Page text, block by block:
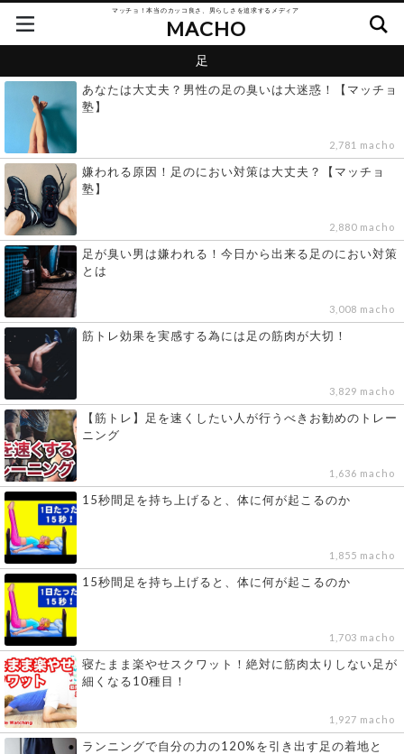
マッチョ！本当のカッコ良さ、男らしさを追求するメディア
MACHO
足
あなたは大丈夫？男性の足の臭いは大迷惑！【マッチョ
塾】
2,781 macho
嫌われる原因！足のにおい対策は大丈夫？【マッチョ
塾】
2,880 macho
足が臭い男は嫌われる！今日から出来る足のにおい対策
とは
3,008 macho
筋トレ効果を実感する為には足の筋肉が大切！
3,829 macho
【筋トレ】足を速くしたい人が行うべきお勧めのトレー
ニング
1,636 macho
15秒間足を持ち上げると、体に何が起こるのか
1,855 macho
15秒間足を持ち上げると、体に何が起こるのか
1,703 macho
寝たまま楽やせスクワット！絶対に筋肉太りしない足が
細くなる10種目！
1,927 macho
ランニングで自分の力の120%を引き出す足の着地と